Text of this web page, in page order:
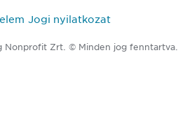
Jogi nyilatkozat
Nonprofit Zrt. © Minden jog fenntartva.